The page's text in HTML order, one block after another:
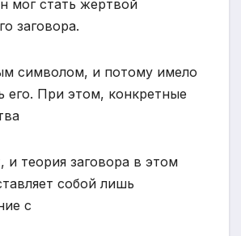
мог стать жертвой
заговора.
символом, и потому имело
его. При этом, конкретные
и теория заговора в этом
собой лишь
с